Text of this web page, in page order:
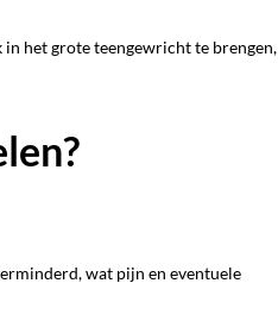
het grote teengewricht te brengen,
wat pijn en eventuele